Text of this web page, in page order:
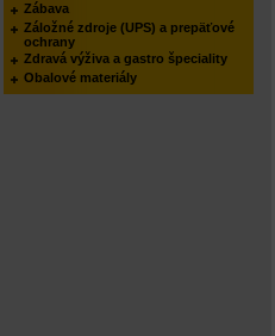
Zábava
Záložné zdroje (UPS) a prepäťové
ochrany
Zdravá výživa a gastro špeciality
Obalové materiály